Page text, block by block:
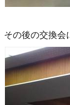
その後の交換会